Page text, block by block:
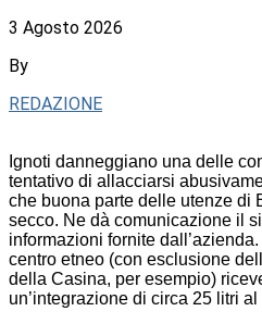
3 Agosto 2026
By
REDAZIONE
Ignoti danneggiano una delle
tentativo di allacciarsi
che buona parte delle utenze di
secco. Ne dà comunicazione il
informazioni fornite
centro etneo (con esclusione
della Casina, per esempio)
un’integrazione di circa 25 litri